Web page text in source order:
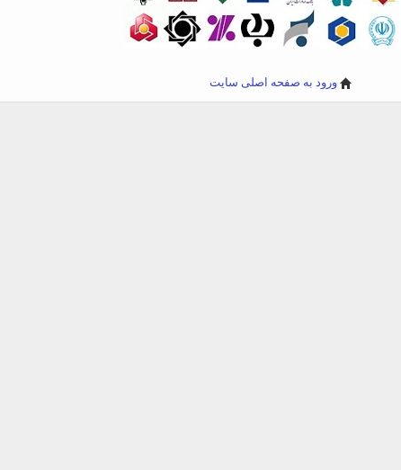
ورود به صفحه اصلی سایت